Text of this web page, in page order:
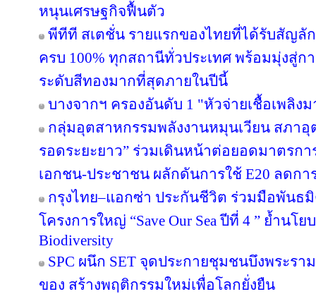
หนุนเศรษฐกิจฟื้นตัว
พีทีที สเตชั่น รายแรกของไทยที่ได้รับสัญลั
ครบ 100% ทุกสถานีทั่วประเทศ พร้อมมุ่งสู่ก
ระดับสีทองมากที่สุดภายในปีนี้
บางจากฯ ครองอันดับ 1 "หัวจ่ายเชื้อเพลิ
กลุ่มอุตสาหกรรมพลังงานหมุนเวียน สภาอุ
รอดระยะยาว” ร่วมเดินหน้าต่อยอดมาตรก
เอกชน-ประชาชน ผลักดันการใช้ E20 ลดกา
กรุงไทย–แอกซ่า ประกันชีวิต ร่วมมือพันธ
โครงการใหญ่ “Save Our Sea ปีที่ 4 ” ย้ำนโ
Biodiversity
SPC ผนึก SET จุดประกายชุมชนบึงพระร
ของ สร้างพฤติกรรมใหม่เพื่อโลกยั่งยืน